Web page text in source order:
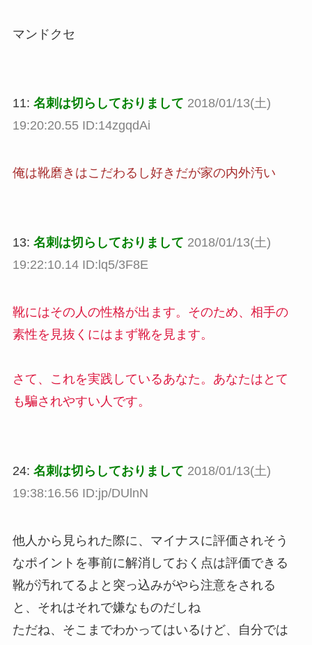
マンドクセ
11: 名刺は切らしておりまして 2018/01/13(土)
19:20:20.55 ID:14zgqdAi
俺は靴磨きはこだわるし好きだが家の内外汚い
13: 名刺は切らしておりまして 2018/01/13(土)
19:22:10.14 ID:lq5/3F8E
靴にはその人の性格が出ます。そのため、相手の
素性を見抜くにはまず靴を見ます。
さて、これを実践しているあなた。あなたはとて
も騙されやすい人です。
24: 名刺は切らしておりまして 2018/01/13(土)
19:38:16.56 ID:jp/DUlnN
他人から見られた際に、マイナスに評価されそう
なポイントを事前に解消しておく点は評価できる
靴が汚れてるよと突っ込みがやら注意をされる
と、それはそれで嫌なものだしね
ただね、そこまでわかってはいるけど、自分では